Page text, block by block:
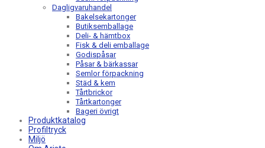
Dagligvaruhandel
Bakelsekartonger
Butiksemballage
Deli- & hämtbox
Fisk & deli emballage
Godispåsar
Påsar & bärkassar
Semlor förpackning
Städ & kem
Tårtbrickor
Tårtkartonger
Bageri övrigt
Produktkatalog
Profiltryck
Miljö